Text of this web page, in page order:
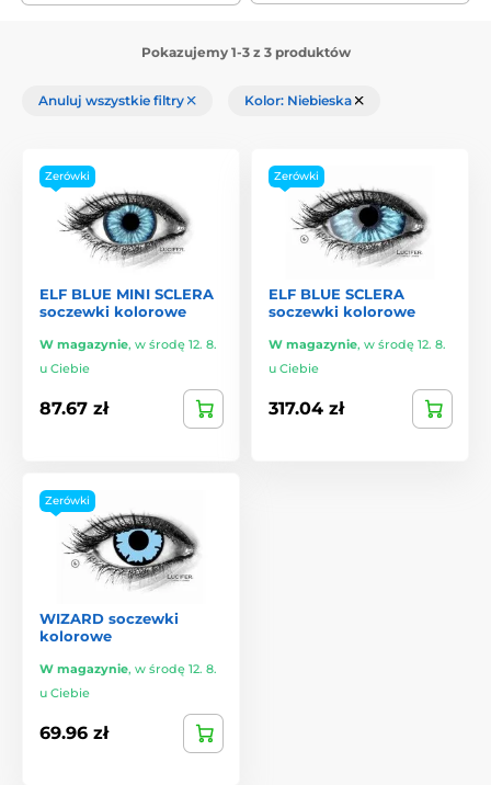
Pokazujemy 1-3 z 3 produktów
Anuluj wszystkie filtry Kolor: Niebieska
Zerówki
ELF BLUE MINI SCLERA
soczewki kolorowe
W magazynie, w środę 12. 8.
u Ciebie
87.67 zł
Zerówki
ELF BLUE SCLERA
soczewki kolorowe
W magazynie, w środę 12. 8.
u Ciebie
317.04 zł
Zerówki
WIZARD soczewki
kolorowe
W magazynie, w środę 12. 8.
u Ciebie
69.96 zł